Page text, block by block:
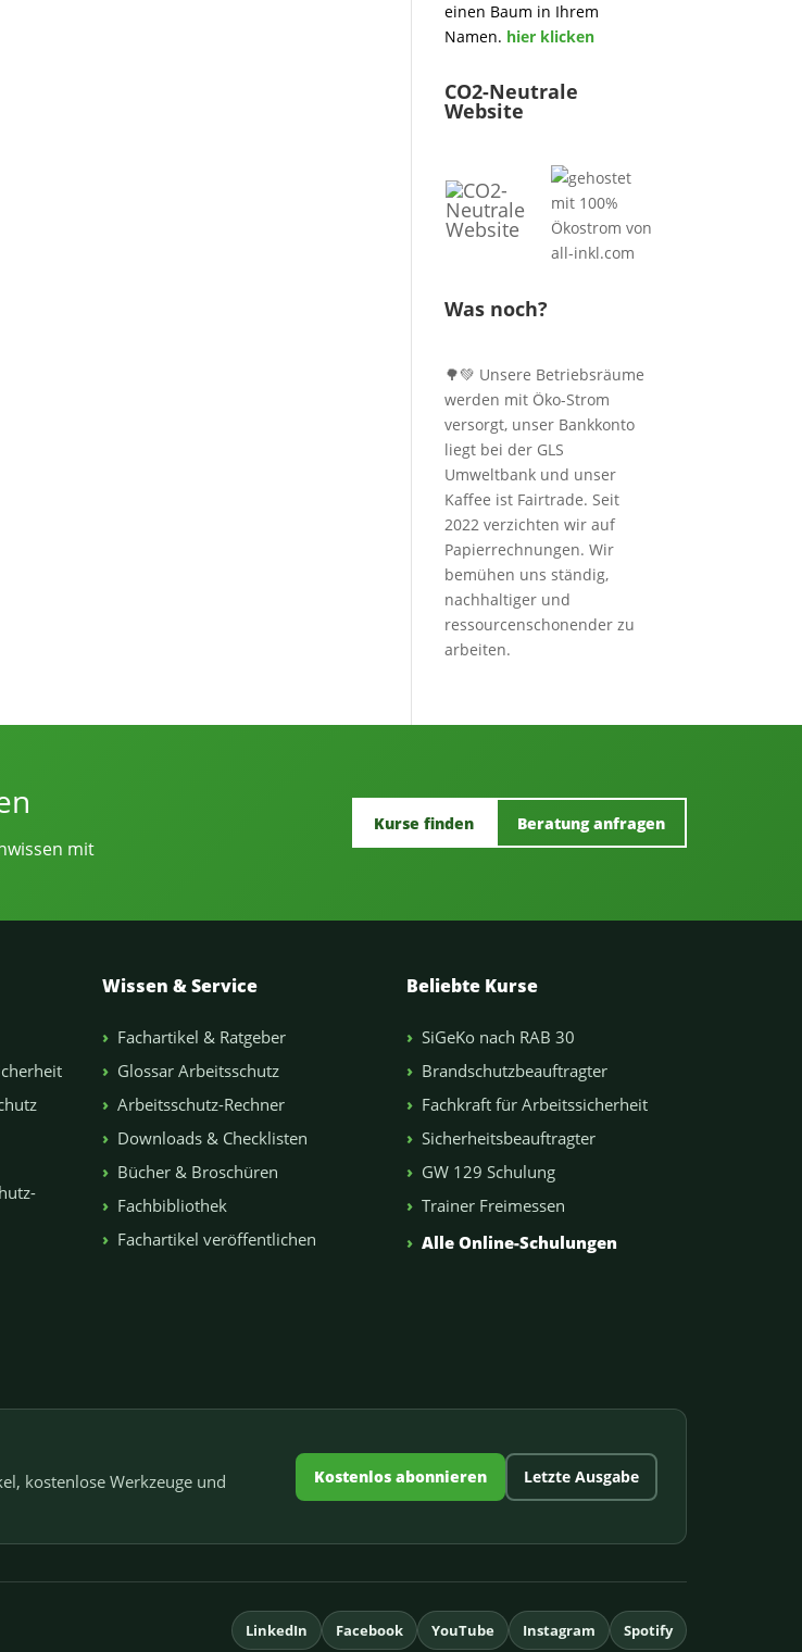
einen Baum in Ihrem
Namen. hier klicken
CO2-Neutrale
Website
Was noch?
🌳💚 Unsere Betriebsräume
werden mit Öko-Strom
versorgt, unser Bankkonto
liegt bei der GLS
Umweltbank und unser
Kaffee ist Fairtrade. Seit
2022 verzichten wir auf
Papierrechnungen. Wir
bemühen uns ständig,
nachhaltiger und
ressourcenschonender zu
arbeiten.
mit
Kurse finden Beratung anfragen
Wissen & Service
Fachartikel & Ratgeber
Glossar Arbeitsschutz
Arbeitsschutz-Rechner
Downloads & Checklisten
Bücher & Broschüren
Fachbibliothek
Fachartikel veröffentlichen
Beliebte Kurse
SiGeKo nach RAB 30
Brandschutzbeauftragter
Fachkraft für Arbeitssicherheit
Sicherheitsbeauftragter
GW 129 Schulung
Trainer Freimessen
Alle Online-Schulungen
kostenlose Werkzeuge und
Kostenlos abonnieren Letzte Ausgabe
LinkedIn Facebook YouTube Instagram Spotify